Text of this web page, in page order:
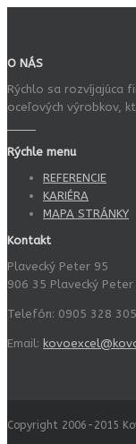
O NÁS
Rýchlo sa rozvíjajúca
oceľových výrobkov,
Rýchle menu
REFERENCIE
KARIÉRA
MAPA STRÁNKY
Kontakt
Plavecký Peter 95
906 35 Plavecký Peter
Telefón: 0905 328 305
Email:
Copyright 2006-2015